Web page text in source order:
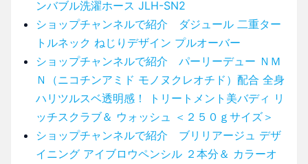
ンバブル洗濯ホース JLH-SN2
ショップチャンネルで紹介 ダジュール 二重ター
トルネック ねじりデザイン プルオーバー
ショップチャンネルで紹介 パーリーデュー ＮＭ
Ｎ（ニコチンアミド モノヌクレオチド）配合 全身
ハリツルスベ透明感！ トリートメント美バディ リ
ッチスクラブ＆ ウォッシュ ＜２５０ｇサイズ＞
ショップチャンネルで紹介 ブリリアージュ デザ
イニング アイブロウペンシル ２本分＆ カラーオ